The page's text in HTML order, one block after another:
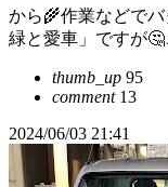
から🌾作業などで
緑と愛車」ですが
thumb_up 95
comment13
2024/06/03 21:41